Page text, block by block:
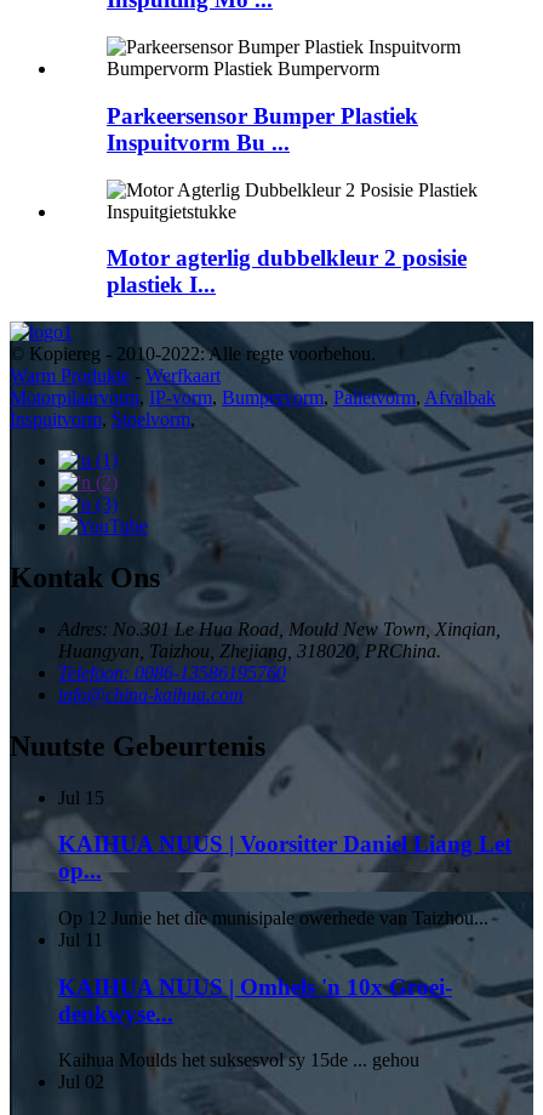
Parkeersensor Bumper Plastiek
Inspuitvorm Bu ...
Motor agterlig dubbelkleur 2 posisie
plastiek I...
© Kopiereg - 2010-2022: Alle regte voorbehou.
Warm Produkte - Werfkaart
Motorpilaarvorm, IP-vorm, Bumpervorm, Palletvorm, Afvalbak
Inspuitvorm, Stoelvorm,
Kontak Ons
Adres: No.301 Le Hua Road, Mould New Town, Xinqian,
Huangyan, Taizhou, Zhejiang, 318020, PRChina.
Telefoon: 0086-13586195760
info@china-kaihua.com
Nuutste Gebeurtenis
Jul 15
KAIHUA NUUS | Voorsitter Daniel Liang Let
op...
Op 12 Junie het die munisipale owerhede van Taizhou...
Jul 11
KAIHUA NUUS | Omhels 'n 10x Groei-
denkwyse...
Kaihua Moulds het suksesvol sy 15de ... gehou
Jul 02